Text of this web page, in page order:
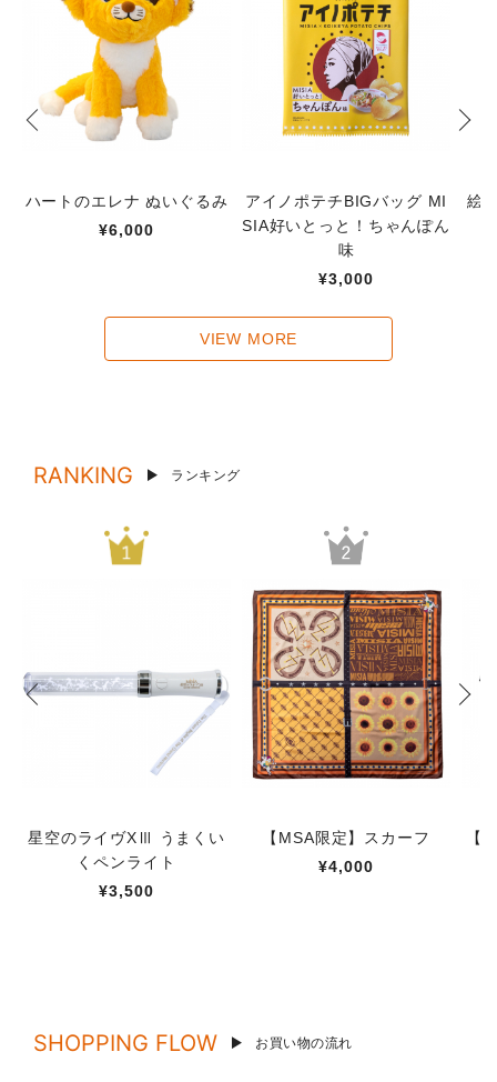
ハートのエレナ ぬいぐるみ
¥6,000
アイノポテチBIGバッグ MI
SIA好いとっと！ちゃんぽん
味
¥3,000
絵
VIEW MORE
RANKING ランキング
星空のライヴXⅢ うまくい
くペンライト
¥3,500
【MSA限定】スカーフ
¥4,000
【
SHOPPING FLOW お買い物の流れ